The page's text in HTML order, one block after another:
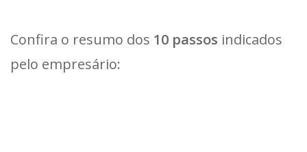
Confira o resumo dos 10 passos indicados
pelo empresário: